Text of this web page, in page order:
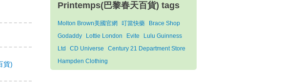
貨)
Printemps(巴黎春天百貨) tags
Molton Brown美國官網 叮當快藥
Brace Shop
Godaddy
Lottie London Evite
Lulu Guinness
Ltd
CD Universe
Century 21 Department Store
Hampden Clothing